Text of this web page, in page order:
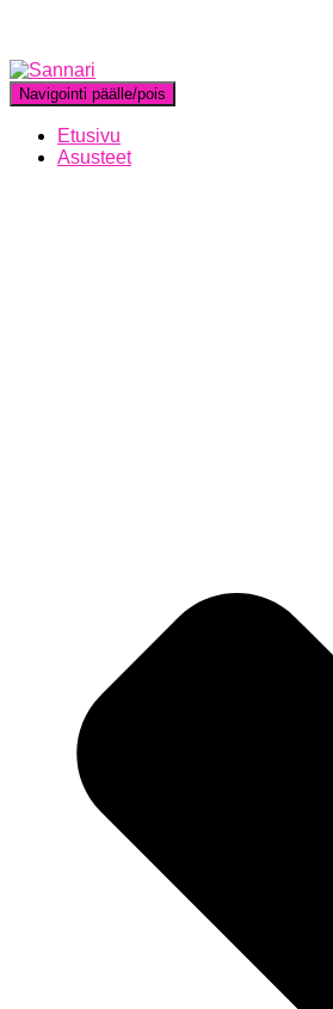
Navigointi päälle/pois
Etusivu
Asusteet